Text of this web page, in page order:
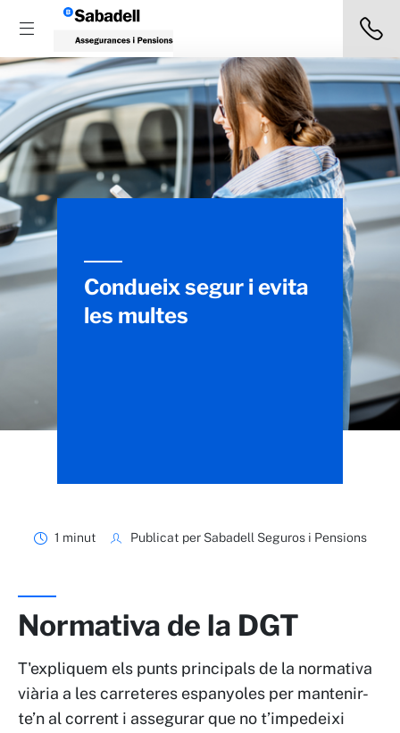
Condueix segur i evita
les multes
1 minut Publicat per Sabadell Seguros i Pensions
Normativa de la DGT
T'expliquem els punts principals de la normativa
viària a les carreteres espanyoles per mantenir-
te’n al corrent i assegurar que no t’impedeixi